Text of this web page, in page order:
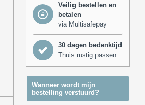
Veilig bestellen en
betalen
via Multisafepay
30 dagen bedenktijd
Thuis rustig passen
Wanneer wordt mijn
bestelling verstuurd?